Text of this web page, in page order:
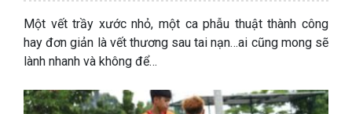
Một vết trầy xước nhỏ, một ca phẫu thuật thành công
hay đơn giản là vết thương sau tai nạn…ai cũng mong sẽ
lành nhanh và không để…